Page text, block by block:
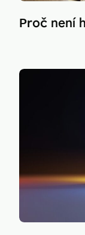
Proč není